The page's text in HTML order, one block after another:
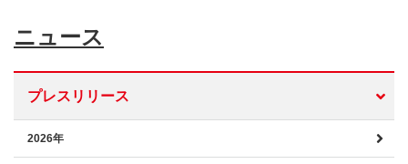
ニュース
プレスリリース
2026年